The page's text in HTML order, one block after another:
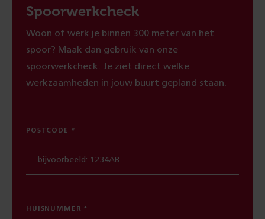
Spoorwerkcheck
Woon of werk je binnen 300 meter van het
spoor? Maak dan gebruik van onze
spoorwerkcheck. Je ziet direct welke
werkzaamheden in jouw buurt gepland staan.
POSTCODE
HUISNUMMER